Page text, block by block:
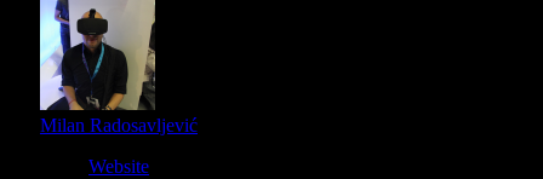
Milan Radosavljević
Website